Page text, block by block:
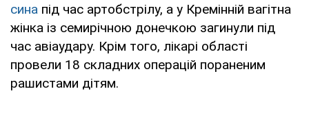
сина під час артобстрілу, а у Кремінній вагітна
жінка із семирічною донечкою загинули під
час авіаудару. Крім того, лікарі області
провели 18 складних операцій пораненим
рашистами дітям.